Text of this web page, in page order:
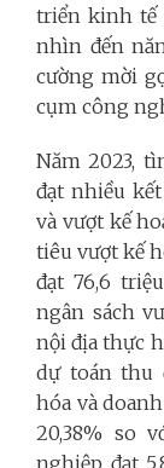
triển kinh tế
nhìn đến
cường mời
cụm công
Năm 2023,
đạt nhiều
và vượt kế
tiêu vượt kế
đạt 76,6
ngân sách
nội địa thực
dự toán thu
hóa và
20,38% so